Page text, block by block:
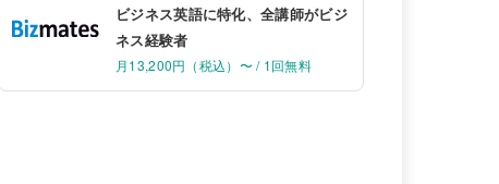
ビジネス英語に特化、全講師がビジ
ネス経験者
月13,200円（税込）〜 / 1回無料